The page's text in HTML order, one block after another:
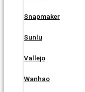
Snapmaker
Sunlu
Vallejo
Wanhao